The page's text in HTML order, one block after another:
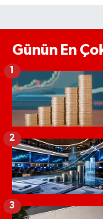
Günün En
2
3